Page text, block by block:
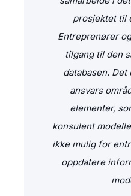
prosjektet til
Entreprenører
tilgang til den
databasen. Det
ansvars
elementer,
konsulent
ikke mulig for
oppdatere